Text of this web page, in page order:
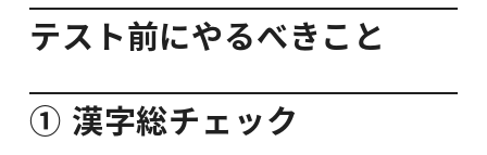
テスト前にやるべきこと
① 漢字総チェック